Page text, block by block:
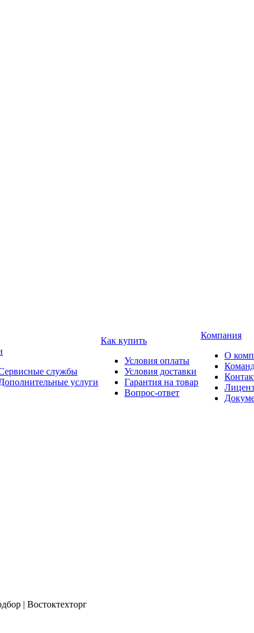
службы
услуги
Как купить
Условия оплаты
Условия доставки
Гарантия на товар
Вопрос-ответ
Компания
О
| Востоктехторг